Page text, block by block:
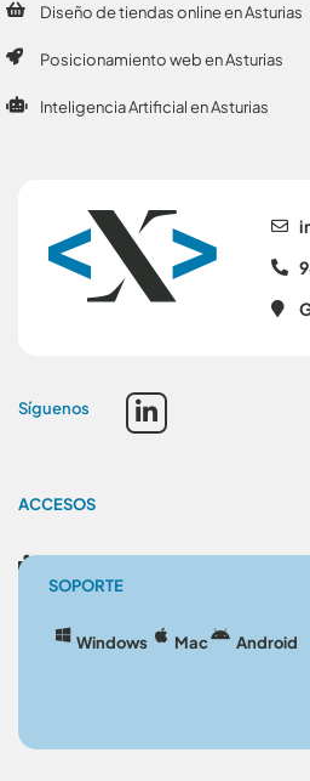
Síguenos
Diseño de tiendas online en Asturias
Posicionamiento web en Asturias
Inteligencia Artificial en Asturias
ACCESOS
SOPORTE
Windows Mac Android